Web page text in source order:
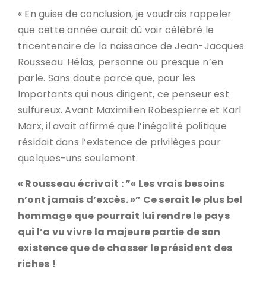
« En guise de conclusion, je voudrais rappeler
que cette année aurait dû voir célébré le
tricentenaire de la naissance de Jean-Jacques
Rousseau. Hélas, personne ou presque n’en
parle. Sans doute parce que, pour les
Importants qui nous dirigent, ce penseur est
sulfureux. Avant Maximilien Robespierre et Karl
Marx, il avait affirmé que l’inégalité politique
résidait dans l’existence de privilèges pour
quelques-uns seulement.
« Rousseau écrivait : ”« Les vrais besoins
n’ont jamais d’excès. »” Ce serait le plus bel
hommage que pourrait lui rendre le pays
qui l’a vu vivre la majeure partie de son
existence que de chasser le président des
riches !